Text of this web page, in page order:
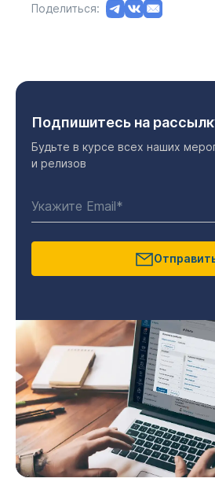
Поделиться:
Подпишитесь на
Будьте в курсе всех наших
и релизов